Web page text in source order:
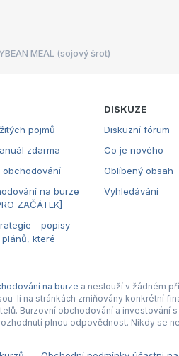
MEAL (sojový šrot)
pojmů
zdarma
obchodování
na burze
ZAČÁTEK]
- popisy
které
DISKUZE
Diskuzní fórum
Co je nového
Oblíbený obsah
Vyhledávání
na burze a neslouží v žádném
li na stránkách zmiňovány konkrétní
Burzovní obchodování a investování
plnou odpovědnost. Nikdy se